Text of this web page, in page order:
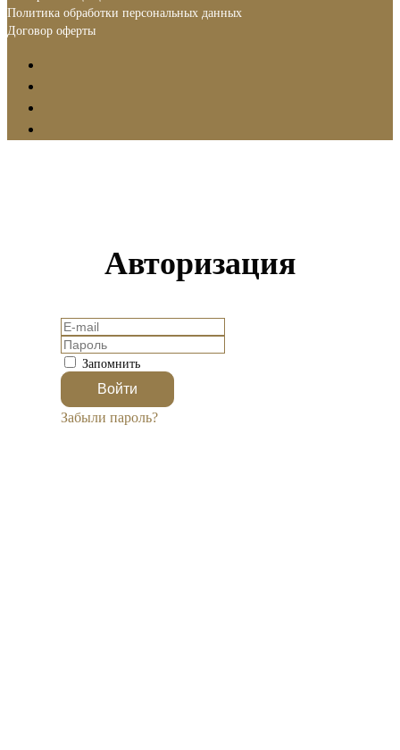
Политика обработки персональных данных
Договор оферты
Авторизация
Запомнить
Забыли пароль?